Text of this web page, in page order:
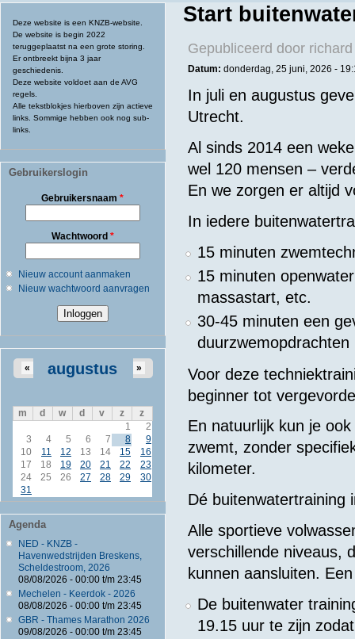
Deze website is een KNZB-website.
De website is begin 2022
teruggeplaatst na een grote storing.
Er ontbreekt bijna 3 jaar
geschiedenis.
Deze website voldoet aan de AVG
regels.
Alle tekstblokjes hierboven zijn actieve
links. Sommige hebben ook nog sub-
links.
Gebruikerslogin
Gebruikersnaam*
Wachtwoord *
Nieuw account aanmaken
Nieuw wachtwoord aanvragen
augustus
« »
m d w d v z
z
1
2
3
4 5 6 7 8
9
10
11 12 13 14 15
16
17
18 19 20 21 22
23
24
25 26 27 28 29
30
31
Agenda
NED - KNZB -
Havenwedstrijden Breskens,
Scheldestroom, 2026
08/08/2026 - 00:00t/m 23:45
Mechelen - Keerdok - 2026
08/08/2026 - 00:00t/m 23:45
GBR - Thames Marathon 2026
09/08/2026 - 00:00t/m 23:45
Start
Gepubliceerd door
Datum: donderdag, 25 juni, 2026 -
In juli en augustus
Utrecht.
Al sinds 2014 een
wel 120 mensen –
En we zorgen er altijd
In iedere
15 minuten
15 minuten
massastart, etc.
30-45 minuten een
duurzwemopdrachten
Voor deze
beginner tot
En natuurlijk kun je
zwemt, zonder
kilometer.
Dé buitenwatertraining
Alle sportieve
verschillende niveaus,
kunnen aansluiten.
De buitenwater
19.15 uur te zijn